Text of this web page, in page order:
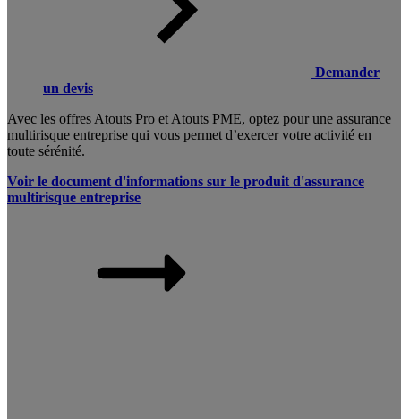
Demander
un devis
Avec les offres Atouts Pro et Atouts PME, optez pour une assurance
multirisque entreprise qui vous permet d’exercer votre activité en
toute sérénité.
Voir le document d'informations sur le produit d'assurance
multirisque entreprise